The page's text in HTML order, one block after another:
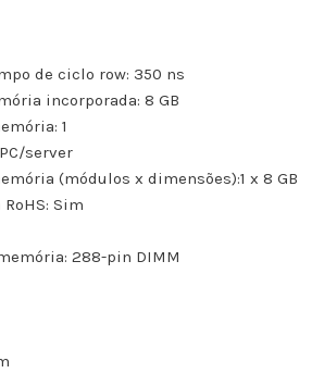
de ciclo row: 350 ns
incorporada: 8 GB
1
server
(módulos x dimensões):1 x 8 GB
Sim
288-pin DIMM